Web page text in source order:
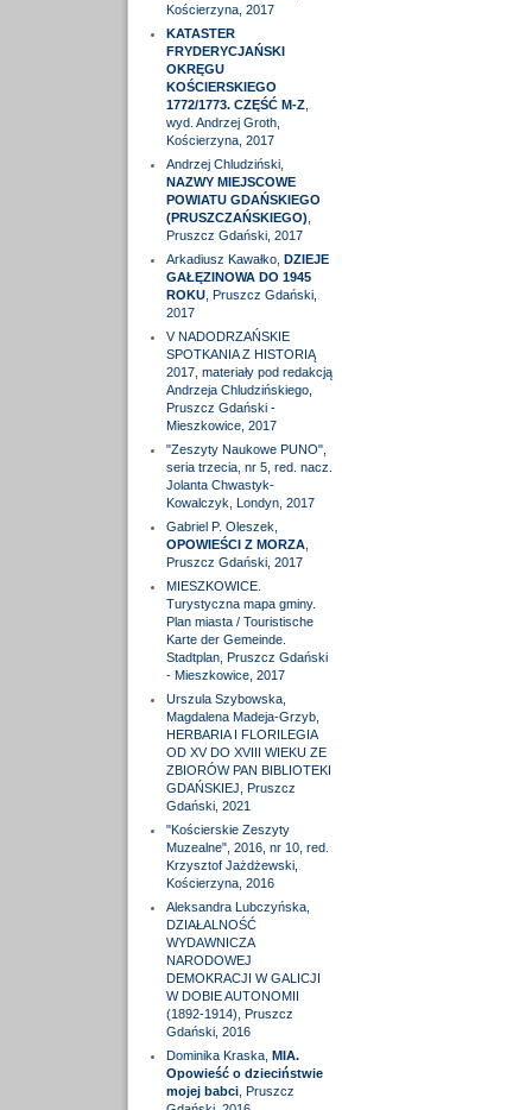
Kościerzyna, 2017
KATASTER
FRYDERYCJAŃSKI
OKRĘGU
KOŚCIERSKIEGO
1772/1773. CZĘŚĆ M-Z,
wyd. Andrzej Groth,
Kościerzyna, 2017
Andrzej Chludziński,
NAZWY MIEJSCOWE
POWIATU GDAŃSKIEGO
(PRUSZCZAŃSKIEGO)
Pruszcz Gdański, 2017
Arkadiusz Kawałko, DZIEJE
GAŁĘZINOWA DO 1945
ROKU, Pruszcz Gdański,
2017
V NADODRZAŃSKIE
SPOTKANIA Z HISTORIĄ
2017, materiały pod redakcją
Andrzeja Chludzińskiego,
Pruszcz Gdański -
Mieszkowice, 2017
"Zeszyty Naukowe PUNO",
seria trzecia, nr 5, red. nacz.
Jolanta Chwastyk-
Kowalczyk, Londyn, 2017
Gabriel P. Oleszek,
OPOWIEŚCI Z MORZA,
Pruszcz Gdański, 2017
MIESZKOWICE.
Turystyczna mapa gminy.
Plan miasta / Touristische
Karte der Gemeinde.
Stadtplan, Pruszcz Gdański
- Mieszkowice, 2017
Urszula Szybowska,
Magdalena Madeja-Grzyb,
HERBARIA I FLORILEGIA
OD XV DO XVIII WIEKU ZE
ZBIORÓW PAN BIBLIOTEKI
GDAŃSKIEJ, Pruszcz
Gdański, 2021
"Kościerskie Zeszyty
Muzealne", 2016, nr 10, red.
Krzysztof Jażdżewski,
Kościerzyna, 2016
Aleksandra Lubczyńska,
DZIAŁALNOŚĆ
WYDAWNICZA
NARODOWEJ
DEMOKRACJI W GALICJI
W DOBIE AUTONOMII
(1892-1914), Pruszcz
Gdański, 2016
Dominika Kraska, MIA.
Opowieść o dzieciństwie
mojej babci, Pruszcz